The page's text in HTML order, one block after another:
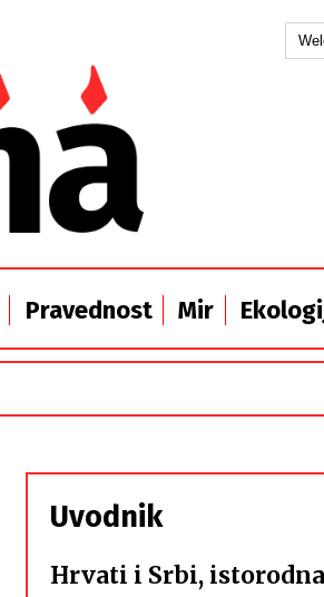
Pravednost Mir
Uvodnik
Hrvati i Srbi,